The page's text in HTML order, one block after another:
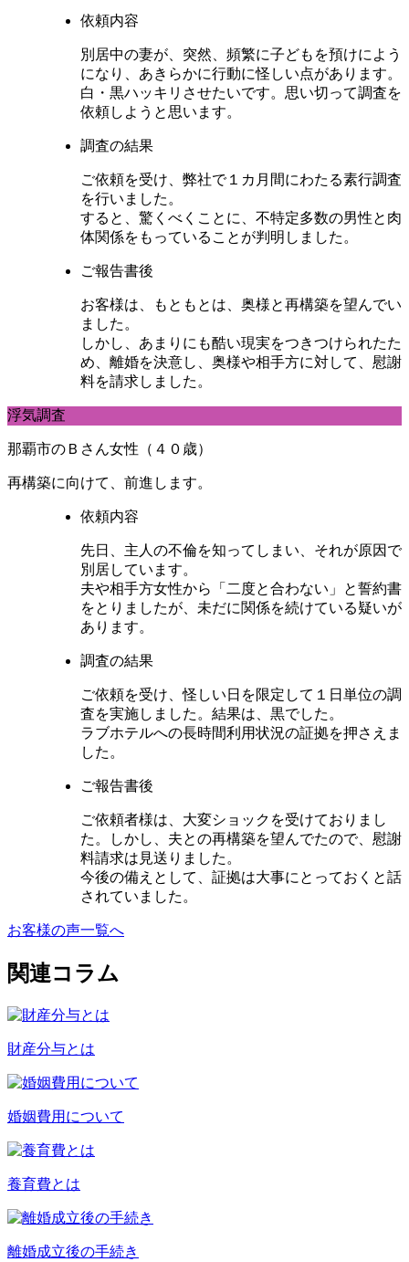
依頼内容
別居中の妻が、突然、頻繁に子どもを預けによう
になり、あきらかに行動に怪しい点があります。
白・黒ハッキリさせたいです。思い切って調査を
依頼しようと思います。
調査の結果
ご依頼を受け、弊社で１カ月間にわたる素行調査
を行いました。
すると、驚くべくことに、不特定多数の男性と肉
体関係をもっていることが判明しました。
ご報告書後
お客様は、もともとは、奥様と再構築を望んでい
ました。
しかし、あまりにも酷い現実をつきつけられたた
め、離婚を決意し、奥様や相手方に対して、慰謝
料を請求しました。
浮気調査
那覇市のＢさん女性（４０歳）
再構築に向けて、前進します。
依頼内容
先日、主人の不倫を知ってしまい、それが原因で
別居しています。
夫や相手方女性から「二度と合わない」と誓約書
をとりましたが、未だに関係を続けている疑いが
あります。
調査の結果
ご依頼を受け、怪しい日を限定して１日単位の調
査を実施しました。結果は、黒でした。
ラブホテルへの長時間利用状況の証拠を押さえま
した。
ご報告書後
ご依頼者様は、大変ショックを受けておりまし
た。しかし、夫との再構築を望んでたので、慰謝
料請求は見送りました。
今後の備えとして、証拠は大事にとっておくと話
されていました。
お客様の声一覧へ
関連コラム
財産分与とは
婚姻費用について
養育費とは
離婚成立後の手続き